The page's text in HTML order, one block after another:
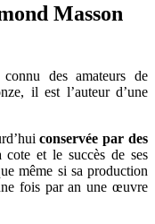
Masson
des amateurs de
il est l’auteur d’une
conservée par des
et le succès de ses
même si sa production
fois par an une œuvre